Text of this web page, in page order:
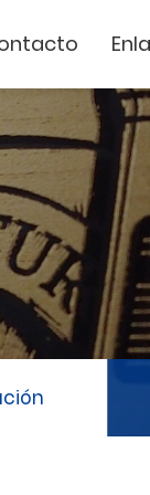
Vídeos
Milestoens
TODAS
Hitos de la
Hito del
Noticias /
distribuidor
Financing Service
GCC Web Shop
GCC Club
GCC Distributor